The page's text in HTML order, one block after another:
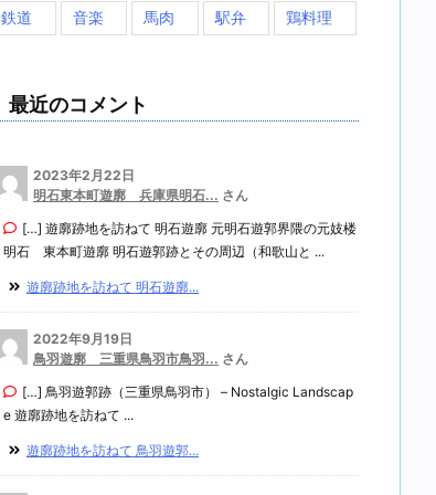
鉄道 音楽 馬肉 駅弁 鶏料理
最近のコメント
2023年2月22日
明石東本町遊廓 兵庫県明石... さん
[…] 遊廓跡地を訪ねて 明石遊廓 元明石遊郭界隈の元妓楼
明石 東本町遊廓 明石遊郭跡とその周辺（和歌山と ...
遊廓跡地を訪ねて 明石遊廓...
2022年9月19日
鳥羽遊廓 三重県鳥羽市鳥羽... さん
[…] 鳥羽遊郭跡（三重県鳥羽市） – Nostalgic Landscap
e 遊廓跡地を訪ねて ...
遊廓跡地を訪ねて 鳥羽遊郭...